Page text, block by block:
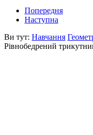
Попередня
Наступна
Ви тут: Навчання
Рівнобедрений